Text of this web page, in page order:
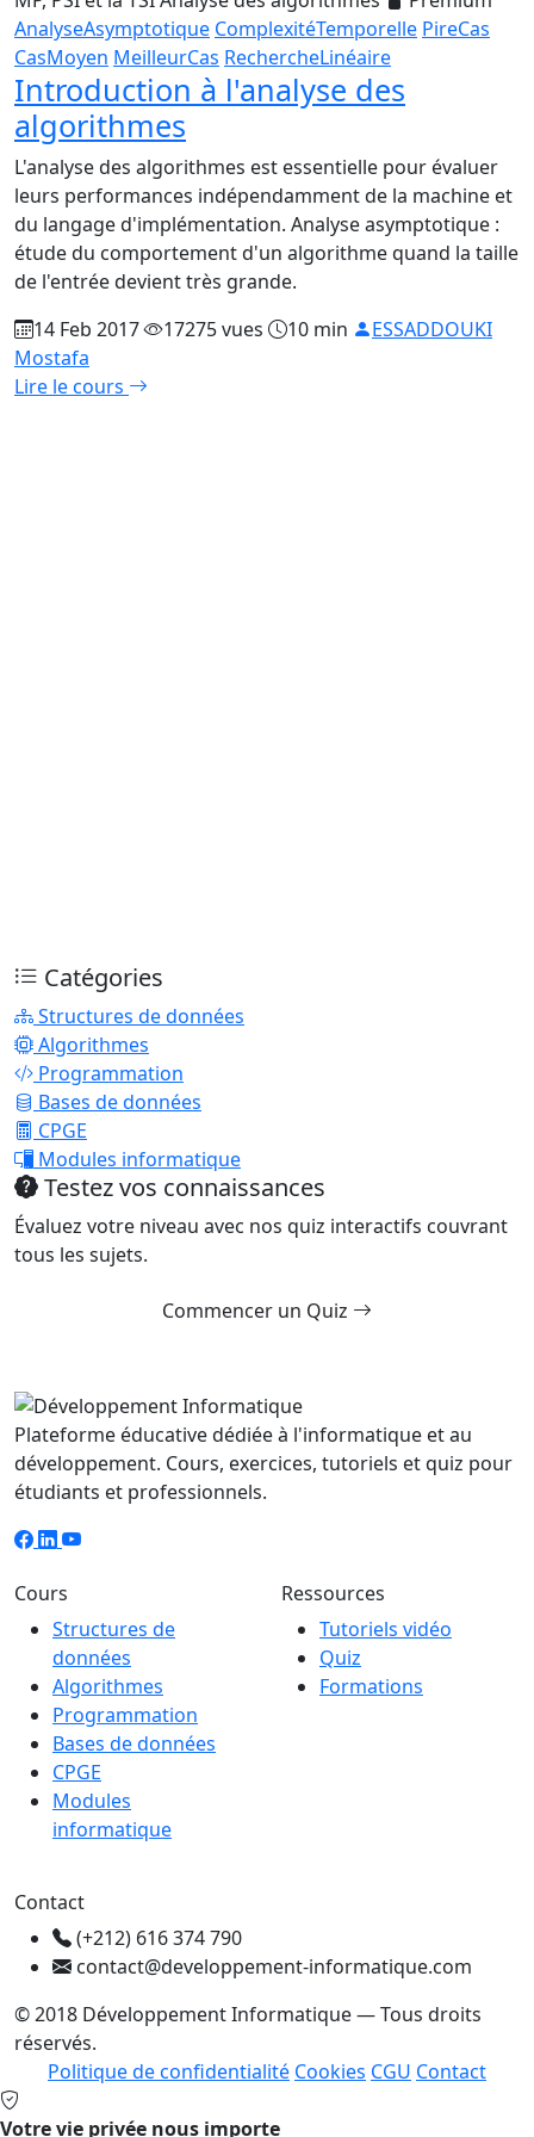
AnalyseAsymptotique ComplexitéTemporelle PireCas
CasMoyen MeilleurCas RechercheLinéaire
Introduction à l'analyse des
algorithmes
L'analyse des algorithmes est essentielle pour évaluer
leurs performances indépendamment de la machine et
du langage d'implémentation. Analyse asymptotique :
étude du comportement d'un algorithme quand la taille
de l'entrée devient très grande.
14 Feb 2017
17275 vues 10 min
ESSADDOUKI
Mostafa
Lire le cours
Catégories
Structures de données
Algorithmes
Programmation
Bases de données
CPGE
Modules informatique
Testez vos connaissances
Évaluez votre niveau avec nos quiz interactifs couvrant
tous les sujets.
Commencer un Quiz
Plateforme éducative dédiée à l'informatique et au
développement. Cours, exercices, tutoriels et quiz pour
étudiants et professionnels.
Cours
Structures de
données
Algorithmes
Programmation
Bases de données
CPGE
Modules
informatique
Ressources
Tutoriels vidéo
Quiz
Formations
Contact
(+212) 616 374 790
contact@developpement-informatique.com
© 2018 Développement Informatique — Tous droits
réservés.
Politique de confidentialité Cookies CGU Contact
Votre vie privée nous importe